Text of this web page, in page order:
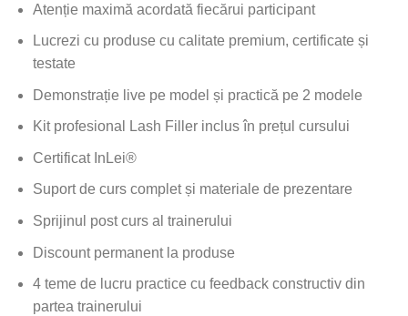
Atenție maximă acordată fiecărui participant
Lucrezi cu produse cu calitate premium, certificate și
testate
Demonstrație live pe model și practică pe 2 modele
Kit profesional Lash Filler inclus în prețul cursului
Certificat InLei®
Suport de curs complet și materiale de prezentare
Sprijinul post curs al trainerului
Discount permanent la produse
4 teme de lucru practice cu feedback constructiv din
partea trainerului